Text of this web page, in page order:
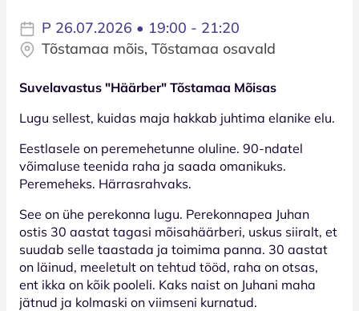
P 26.07.2026 • 19:00 - 21:20
Tõstamaa mõis, Tõstamaa osavald
Suvelavastus "Häärber" Tõstamaa Mõisas
Lugu sellest, kuidas maja hakkab juhtima elanike elu.
Eestlasele on peremehetunne oluline. 90-ndatel
võimaluse teenida raha ja saada omanikuks.
Peremeheks. Härrasrahvaks.
See on ühe perekonna lugu. Perekonnapea Juhan
ostis 30 aastat tagasi mõisahäärberi, uskus siiralt, et
suudab selle taastada ja toimima panna. 30 aastat
on läinud, meeletult on tehtud tööd, raha on otsas,
ent ikka on kõik pooleli. Kaks naist on Juhani maha
jätnud ja kolmaski on viimseni kurnatud.